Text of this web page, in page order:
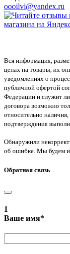
oooilvi@yandex.ru
Вся информация,
ценах на товары, их
уведомлениях о
публичной офертой
Федерации и служит
договора возможно
относительно
подтверждения
Обнаружили
об ошибке. Мы будем
Обратная связь
1
Ваше имя*